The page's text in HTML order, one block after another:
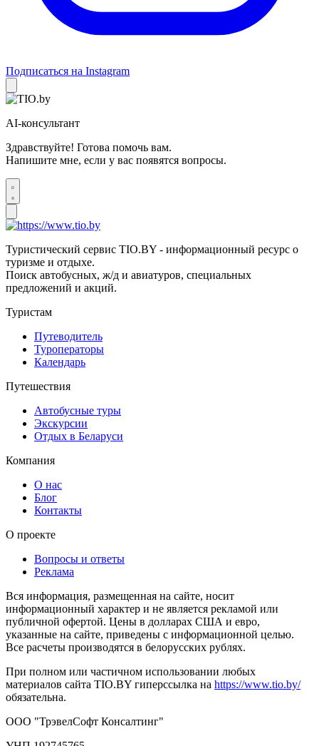
Подписаться на Instagram
AI-консультант
Здравствуйте! Готова помочь вам.
Напишите мне, если у вас появятся вопросы.
Туристический сервис TIO.BY - информационный ресурс о
туризме и отдыхе.
Поиск автобусных, ж/д и авиатуров, специальных
предложений и акций.
Туристам
Путеводитель
Туроператоры
Календарь
Путешествия
Автобусные туры
Экскурсии
Отдых в Беларуси
Компания
О нас
Блог
Контакты
О проекте
Вопросы и ответы
Реклама
Вся информация, размещенная на сайте, носит
информационный характер и не является рекламой или
публичной офертой. Цены в долларах США и евро,
указанные на сайте, приведены с информационной целью.
Все расчеты производятся в белорусских рублях.
При полном или частичном использовании любых
материалов сайта TIO.BY гиперссылка на https://www.tio.by/
обязательна.
ООО "ТрэвелСофт Консалтинг"